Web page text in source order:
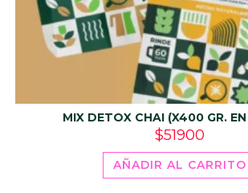
MIX DETOX CHAI (X400 GR.
$51900
AÑADIR AL CARRITO